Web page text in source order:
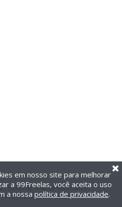
Todos os direitos reservados.
| Política de privacidade
em nosso site para melhorar
a 99Freelas, você aceita o uso
a nossa política de privacidade.